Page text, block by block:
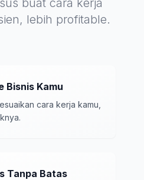
buat cara kerja
lebih profitable.
Bisnis Kamu
cara kerja kamu,
Tanpa Batas